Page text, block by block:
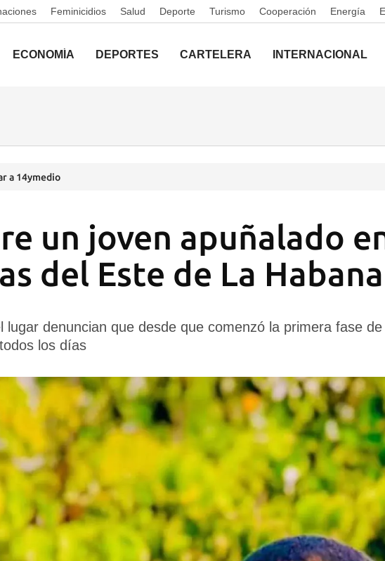
Feminicidios Salud Deporte Turismo Cooperación Energía
ECONOMÍA DEPORTES CARTELERA INTERNACIONAL
a 14ymedio
un joven apuñalado
del Este de La Habana
lugar denuncian que desde que comenzó la primera fase
los días